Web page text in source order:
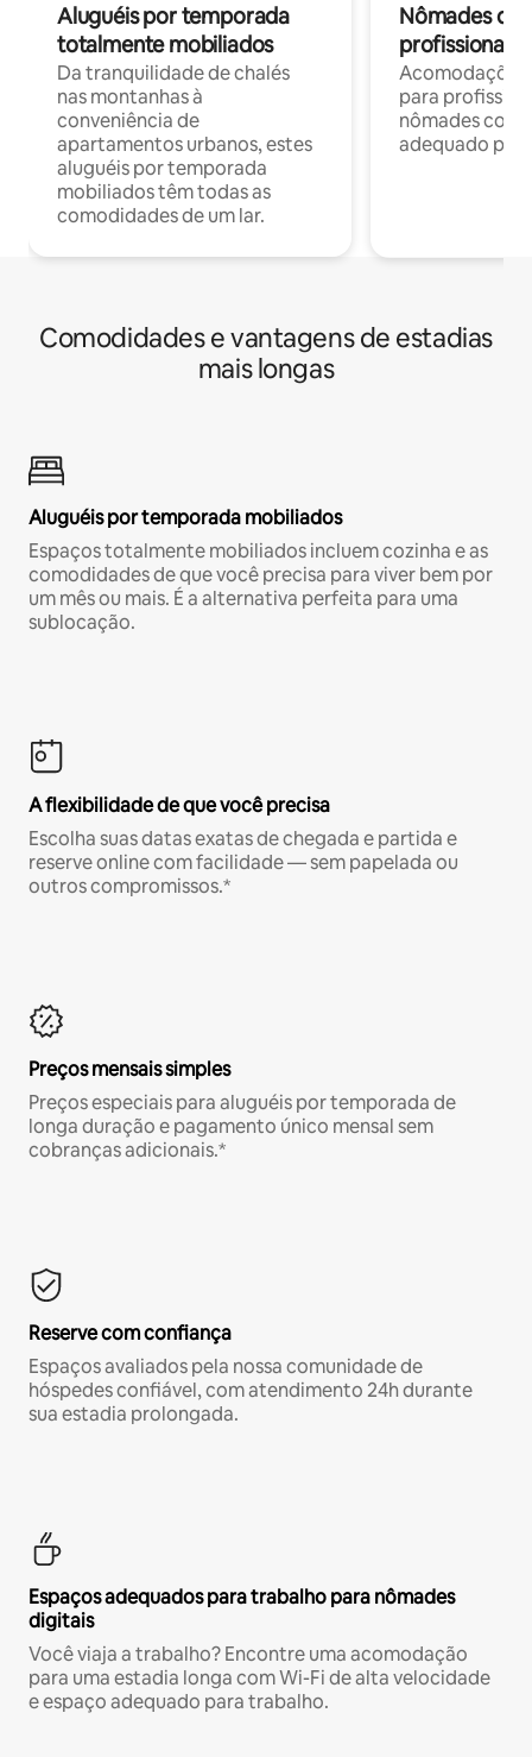
Aluguéis por temporada
totalmente mobiliados
Da tranquilidade de chalés
nas montanhas à
conveniência de
apartamentos urbanos, estes
aluguéis por temporada
mobiliados têm todas as
comodidades de um lar.
Nômades
profissionais
para
nômades com
adequado
Comodidades e vantagens de estadias
mais longas
Aluguéis por temporada mobiliados
Espaços totalmente mobiliados incluem cozinha e as
comodidades de que você precisa para viver bem por
um mês ou mais. É a alternativa perfeita para uma
sublocação.
A flexibilidade de que você precisa
Escolha suas datas exatas de chegada e partida e
reserve online com facilidade — sem papelada ou
outros compromissos.*
Preços mensais simples
Preços especiais para aluguéis por temporada de
longa duração e pagamento único mensal sem
cobranças adicionais.*
Reserve com confiança
Espaços avaliados pela nossa comunidade de
hóspedes confiável, com atendimento 24h durante
sua estadia prolongada.
Espaços adequados para trabalho para nômades
digitais
Você viaja a trabalho? Encontre uma acomodação
para uma estadia longa com Wi-Fi de alta velocidade
e espaço adequado para trabalho.